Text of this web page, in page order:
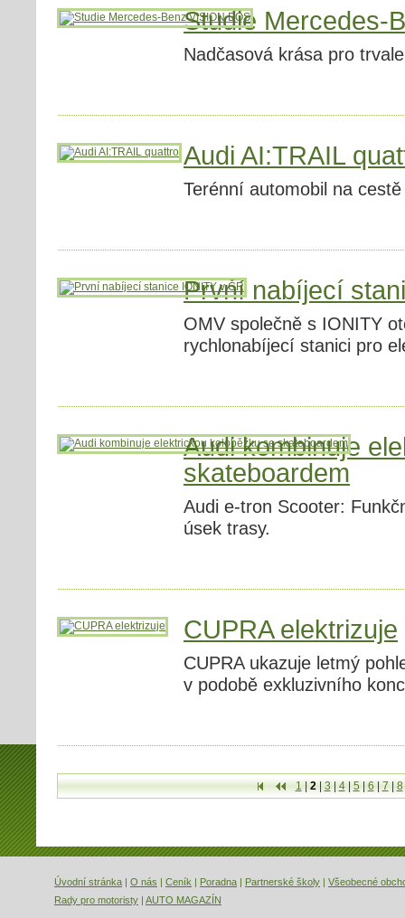
Studie Mercedes-
Nadčasová krása pro
Audi AI:TRAIL
Terénní automobil na
První nabíjecí
OMV společně s IONITY
rychlonabíjecí stanici pro
Audi kombinuje
skateboardem
Audi e-tron Scooter:
úsek trasy.
CUPRA elektrizuje
CUPRA ukazuje letmý
v podobě exkluzivního
PrvníPředchozí
1| 2| 3| 4| 5| 6| 7 8
Úvodní stránka | O nás | Ceník | Poradna | Partnerské školy | Všeobecné
Rady pro motoristy | AUTO MAGAZÍN